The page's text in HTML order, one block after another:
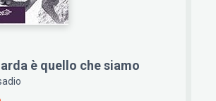
è quello che siamo